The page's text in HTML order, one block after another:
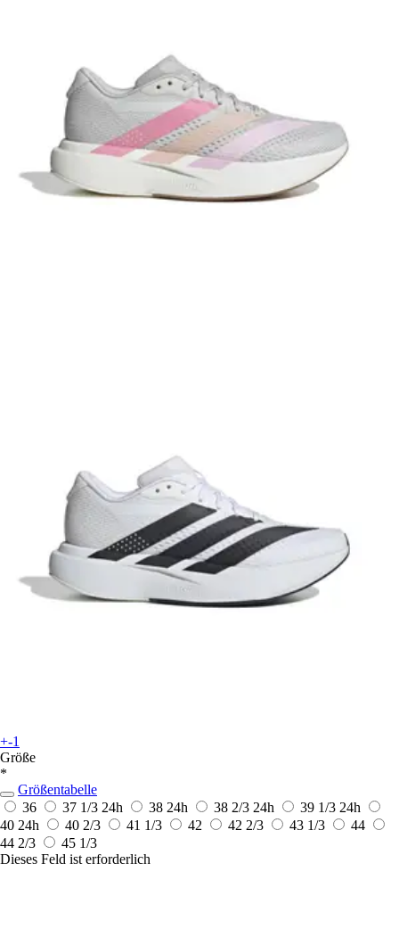
+-1
Größe
*
Größentabelle
36
37 1/3 24h 38 24h 38 2/3 24h 39 1/3 24h
40 24h 40 2/3 41 1/3 42 42 2/3 43 1/3
44
44 2/3
45 1/3
Dieses Feld ist erforderlich